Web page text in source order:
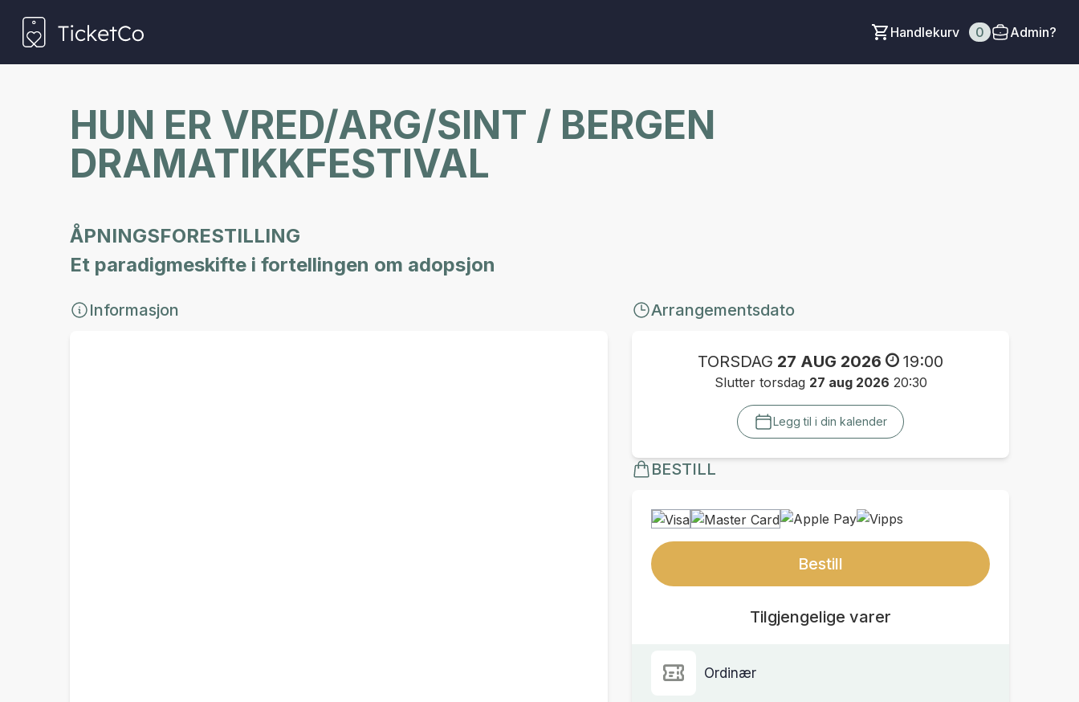
Handlekurv 0 Admin?
HUN ER VRED/ARG/SINT / BERGEN
DRAMATIKKFESTIVAL
ÅPNINGSFORESTILLING
Et paradigmeskifte i fortellingen om adopsjon
Informasjon Arrangementsdato
TORSDAG 27 AUG 2026 19:00
Slutter torsdag 27 aug 2026 20:30
Legg til i din kalender
BESTILL
Bestill
Tilgjengelige varer
Ordinær